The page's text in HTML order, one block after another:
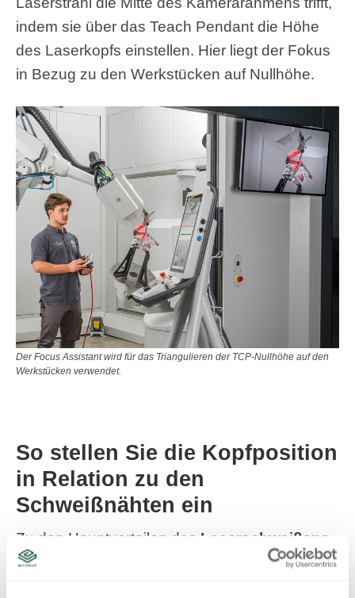
indem sie über das Teach Pendant die Höhe
des Laserkopfs einstellen. Hier liegt der Fokus
in Bezug zu den Werkstücken auf Nullhöhe.
Der Focus Assistant wird für das Triangulieren der TCP-Nullhöhe auf den
Werkstücken verwendet.
So stellen Sie die Kopfposition
in Relation zu den
Schweißnähten ein
Zu den Hauptvorteilen des Laserschweißens
mit Robotern
zählt die Wiederholgenauigkeit